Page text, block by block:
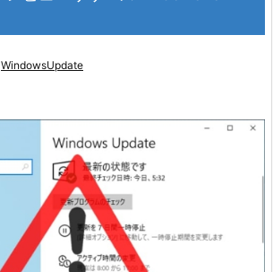
WindowsUpdate